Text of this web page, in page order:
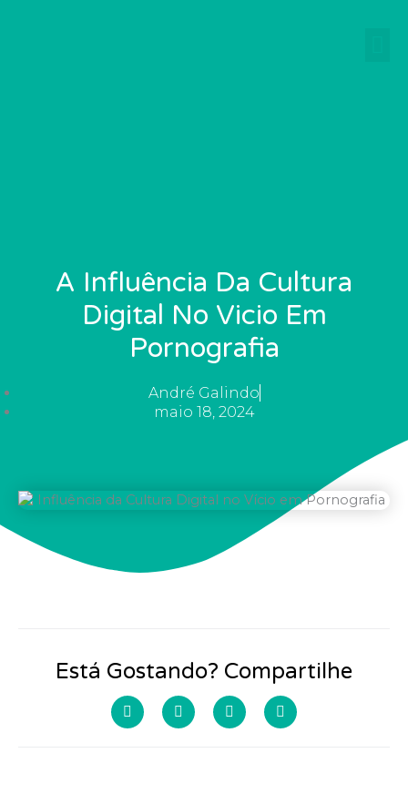
A Influência Da Cultura
Digital No Vicio Em
Pornografia
André Galindo
maio 18, 2024
Está Gostando? Compartilhe